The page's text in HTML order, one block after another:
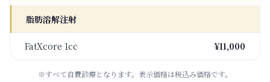
脂肪溶解注射
FatXcore 1cc ¥11,000
※すべて自費診療となります。表示価格は税込み価格です。